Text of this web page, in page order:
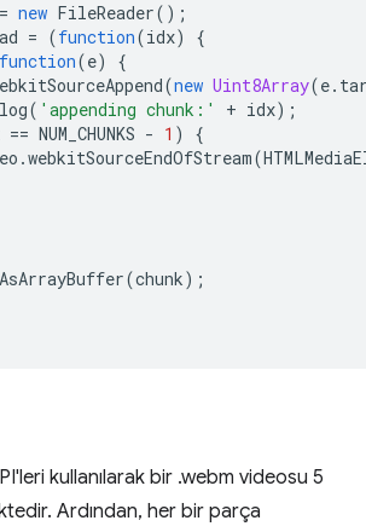
= new FileReader();
= (function(idx)
{
function(e)
{
(new Uint8Array(e.
log( 'appending chunk:' + idx);
== NUM_CHUNKS - 1 )
{
.webkitSourceEndOfStream(
(chunk);
kullanılarak bir .webm videosu 5
Ardından, her bir parça